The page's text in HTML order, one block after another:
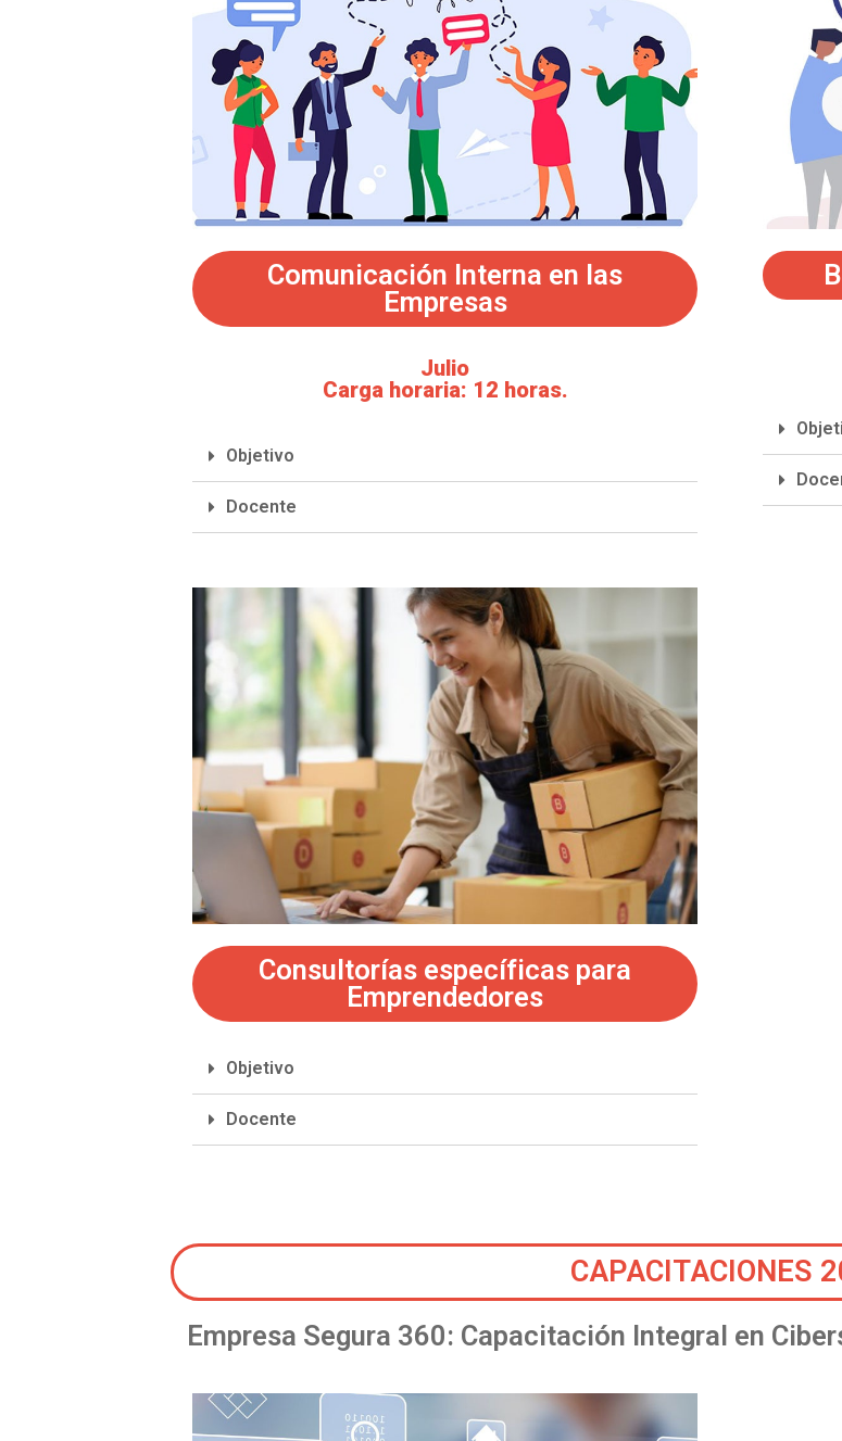
Comunicación Interna en las
Empresas
Julio
Carga horaria: 12 horas.
Objetivo
Docente
Consultorías específicas para
Emprendedores
Objetivo
Docente
CAPACITACIONES
Empresa Segura 360: Capacitación Integral en